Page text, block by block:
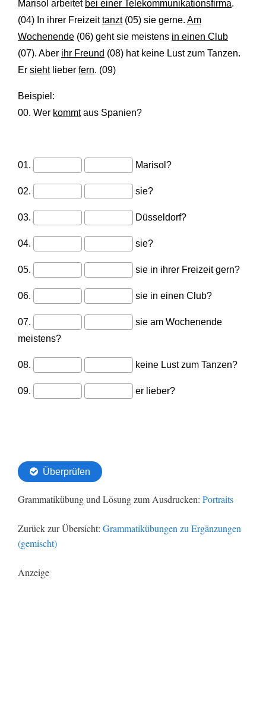
Grammatikübung und Lösung zum Ausdrucken: Portraits
Zurück zur Übersicht: Grammatikübungen zu Ergänzungen
(gemischt)
Anzeige